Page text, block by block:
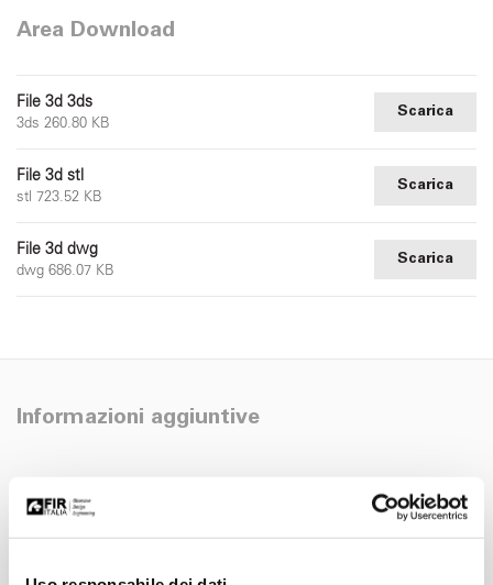
Area Download
File 3d 3ds
3ds 260.80 KB
Scarica
File 3d stl
stl 723.52 KB
Scarica
File 3d dwg
dwg 686.07 KB
Scarica
Informazioni aggiuntive
Pulizia
Manutenzione